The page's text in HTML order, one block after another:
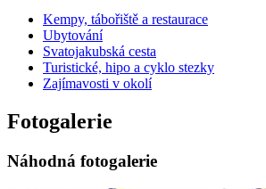
Kempy, tábořiště a restaurace
Ubytování
Svatojakubská cesta
Turistické, hipo a cyklo stezky
Zajímavosti v okolí
Fotogalerie
Náhodná fotogalerie